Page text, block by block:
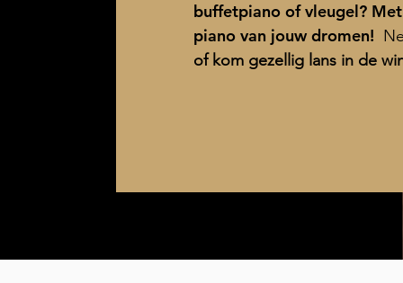
buffetpiano of vleugel?
piano van jouw dromen!
of kom gezellig lans in de